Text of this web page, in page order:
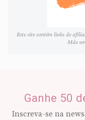
Este site contém links de
Mãe
Ganhe 50
Inscreva-se na